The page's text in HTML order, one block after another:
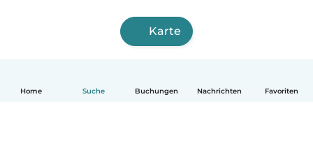
Home Suche Buchungen Nachrichten Favoriten
Karte